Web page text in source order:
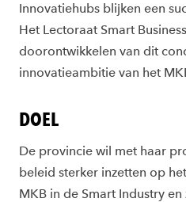
Innovatiehubs blijken een
Het Lectoraat Smart
doorontwikkelen van dit
innovatieambitie van het
DOEL
De provincie wil met haar
beleid sterker inzetten op
MKB in de Smart Industry